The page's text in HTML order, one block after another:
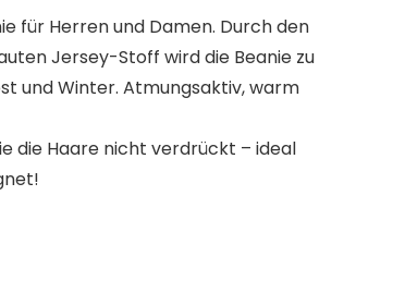
für Herren und Damen. Durch den
Jersey-Stoff wird die Beanie zu
und Winter. Atmungsaktiv, warm
die Haare nicht verdrückt – ideal